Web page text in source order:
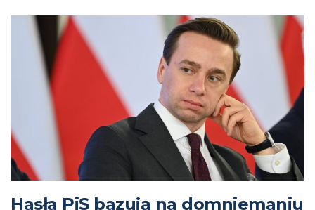
Hasła PiS bazują na domniemaniu